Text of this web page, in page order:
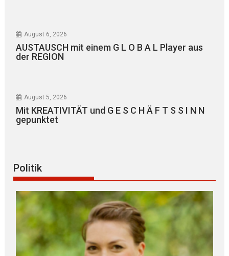
August 6, 2026
AUSTAUSCH mit einem G L O B A L Player aus
der REGION
August 5, 2026
Mit KREATIVITÄT und G E S C H Ä F T S S I N N
gepunktet
Politik